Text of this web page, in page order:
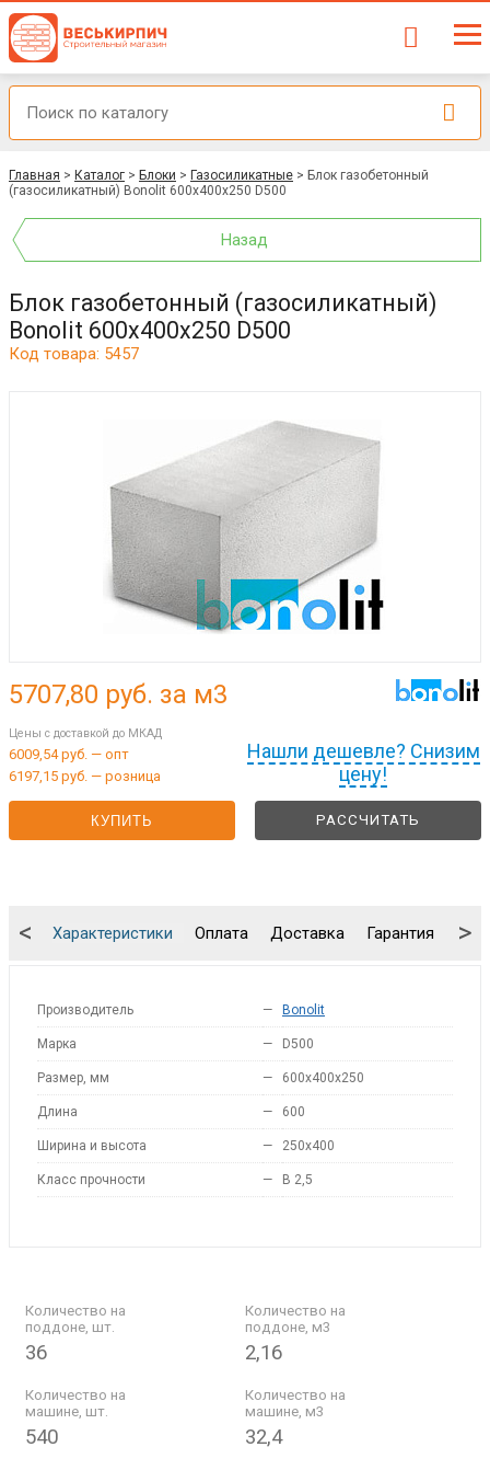
Главная > Каталог > Блоки > Газосиликатные > Блок газобетонный
(газосиликатный) Bonolit 600x400x250 D500
Назад
Блок газобетонный (газосиликатный)
Bonolit 600x400x250 D500
Код товара: 5457
Нашли дешевле? Снизим
цену!
5707,80 руб. за м3
Цены с доставкой до МКАД
6009,54 руб. — опт
6197,15 руб. — розница
КУПИТЬ РАССЧИТАТЬ
Характеристики Оплата Доставка Гарантия
< >
Производитель — Bonolit
Марка — D500
Размер, мм — 600x400x250
Длина — 600
Ширина и высота — 250x400
Класс прочности — B 2,5
Количество на
поддоне, шт.
36
Количество на
поддоне, м3
2,16
Количество на
машине, шт.
540
Количество на
машине, м3
32,4